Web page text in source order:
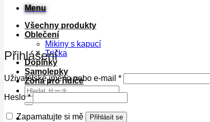
Menu
Všechny produkty
Oblečení
Mikiny s kapucí
Trička
Doplňky
Samolepky
Zóna pro řidiče
Hledat:
Přihlášení
Uživatelské jméno nebo e-mail *Povinné
Heslo*Povinné
Zapamatujte si mě Přihlásit se